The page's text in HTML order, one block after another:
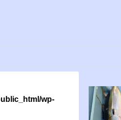
wp-